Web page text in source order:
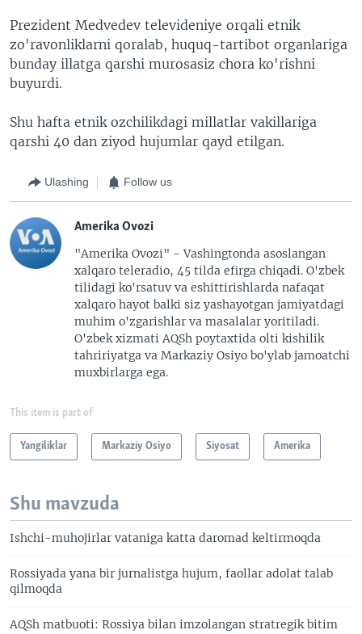
Prezident Medvedev televideniye orqali etnik
zo'ravonliklarni qoralab, huquq-tartibot organlariga
bunday illatga qarshi murosasiz chora ko'rishni
buyurdi.
Shu hafta etnik ozchilikdagi millatlar vakillariga
qarshi 40 dan ziyod hujumlar qayd etilgan.
Ulashing Follow us
Amerika Ovozi
"Amerika Ovozi" - Vashingtonda asoslangan
xalqaro teleradio, 45 tilda efirga chiqadi. O'zbek
tilidagi ko'rsatuv va eshittirishlarda nafaqat
xalqaro hayot balki siz yashayotgan jamiyatdagi
muhim o'zgarishlar va masalalar yoritiladi.
O'zbek xizmati AQSh poytaxtida olti kishilik
tahririyatga va Markaziy Osiyo bo'ylab jamoatchi
muxbirlarga ega.
This item is part of
Yangiliklar Markaziy Osiyo Siyosat Amerika
Shu mavzuda
Ishchi-muhojirlar vataniga katta daromad keltirmoqda
Rossiyada yana bir jurnalistga hujum, faollar adolat talab
qilmoqda
AQSh matbuoti: Rossiya bilan imzolangan stratregik bitim